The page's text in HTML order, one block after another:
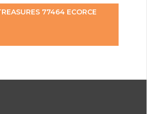
77464 ECORCE